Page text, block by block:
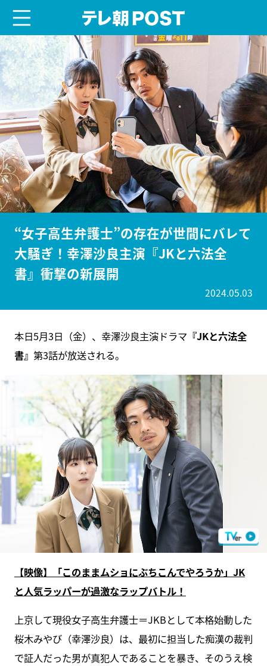
“女子高生弁護士”の存在が世間にバレて
大騒ぎ！幸澤沙良主演『JKと六法全
書』衝撃の新展開
2024.05.03
本日5月3日（金）、幸澤沙良主演ドラマ 『JKと六法全
書』 第3話が放送される。
【映像】「このままムショにぶちこんでやろうか」JK
と人気ラッパーが過激なラップバトル！
上京して現役女子高生弁護士＝JKBとして本格始動した
桜木みやび（幸澤沙良）は、最初に担当した痴漢の裁判
で証人だった男が真犯人であることを暴き、そのうえ検